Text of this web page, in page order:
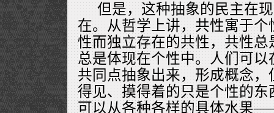
但是，这种抽象的民主在
在。从哲学上讲，共性寓于
性而独立存在的共性，共性
总是体现在个性中。人们可
共同点抽象出来，形成概念
得见、摸得着的只是个性的
可以从各种各样的具体水果